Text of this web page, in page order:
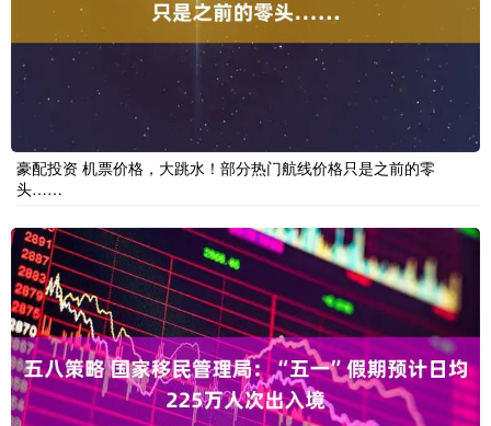
豪配投资 机票价格，大跳水！部分热门航线价格只是之前的零
头……